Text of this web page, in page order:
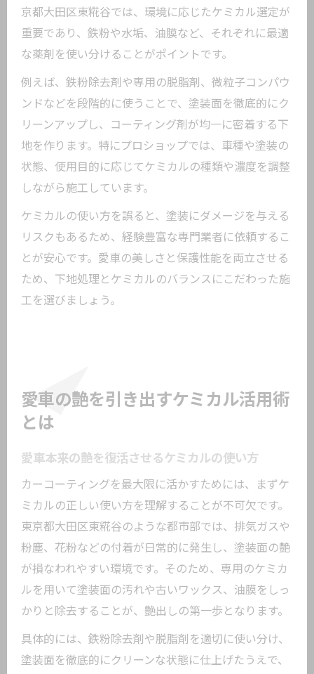
京都大田区東糀谷では、環境に応じたケミカル選定が
重要であり、鉄粉や水垢、油膜など、それぞれに最適
な薬剤を使い分けることがポイントです。
例えば、鉄粉除去剤や専用の脱脂剤、微粒子コンパウ
ンドなどを段階的に使うことで、塗装面を徹底的にク
リーンアップし、コーティング剤が均一に密着する下
地を作ります。特にプロショップでは、車種や塗装の
状態、使用目的に応じてケミカルの種類や濃度を調整
しながら施工しています。
ケミカルの使い方を誤ると、塗装にダメージを与える
リスクもあるため、経験豊富な専門業者に依頼するこ
とが安心です。愛車の美しさと保護性能を両立させる
ため、下地処理とケミカルのバランスにこだわった施
工を選びましょう。
愛車の艶を引き出すケミカル活用術
とは
愛車本来の艶を復活させるケミカルの使い方
カーコーティングを最大限に活かすためには、まずケ
ミカルの正しい使い方を理解することが不可欠です。
東京都大田区東糀谷のような都市部では、排気ガスや
粉塵、花粉などの付着が日常的に発生し、塗装面の艶
が損なわれやすい環境です。そのため、専用のケミカ
ルを用いて塗装面の汚れや古いワックス、油膜をしっ
かりと除去することが、艶出しの第一歩となります。
具体的には、鉄粉除去剤や脱脂剤を適切に使い分け、
塗装面を徹底的にクリーンな状態に仕上げたうえで、